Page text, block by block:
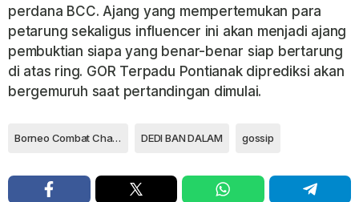
perdana BCC. Ajang yang mempertemukan para
petarung sekaligus influencer ini akan menjadi ajang
pembuktian siapa yang benar-benar siap bertarung
di atas ring. GOR Terpadu Pontianak diprediksi akan
bergemuruh saat pertandingan dimulai.
Borneo Combat Championship DEDI BAN DALAM gossip